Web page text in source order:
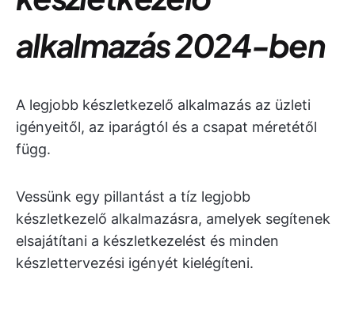
alkalmazás 2024-ben
A legjobb készletkezelő alkalmazás az üzleti
igényeitől, az iparágtól és a csapat méretétől
függ.
Vessünk egy pillantást a tíz legjobb
készletkezelő alkalmazásra, amelyek segítenek
elsajátítani a készletkezelést és minden
készlettervezési igényét kielégíteni.